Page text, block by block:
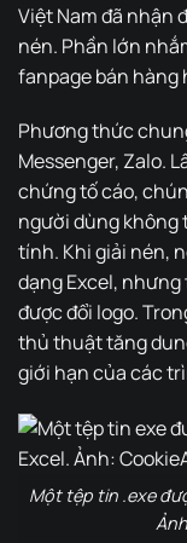
Việt Nam đã nhận
nén. Phần lớn
fanpage bán hàng
Phương thức
Messenger, Zalo.
chứng tố cáo,
người dùng không
tính. Khi giải nén,
dạng Excel,
được đổi logo.
thủ thuật tăng
giới hạn của các
Một tệp tin .exe